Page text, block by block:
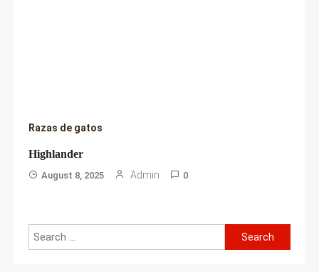
Razas de gatos
Highlander
August 8, 2025 Admin 0
Search
for: